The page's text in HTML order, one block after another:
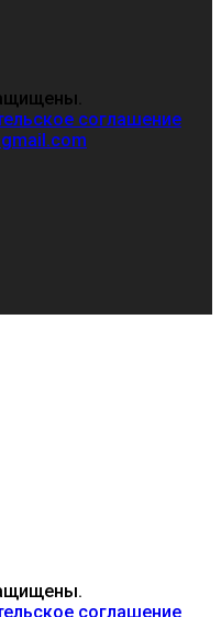
соглашение
соглашение